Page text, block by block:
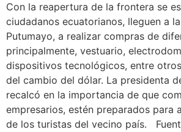
Con la reapertura de la frontera se
ciudadanos ecuatorianos, lleguen a
Putumayo, a realizar compras de
principalmente, vestuario,
dispositivos tecnológicos, entre
del cambio del dólar. La presidenta
recalcó en la importancia de que
empresarios, estén preparados para
de los turistas del vecino país.